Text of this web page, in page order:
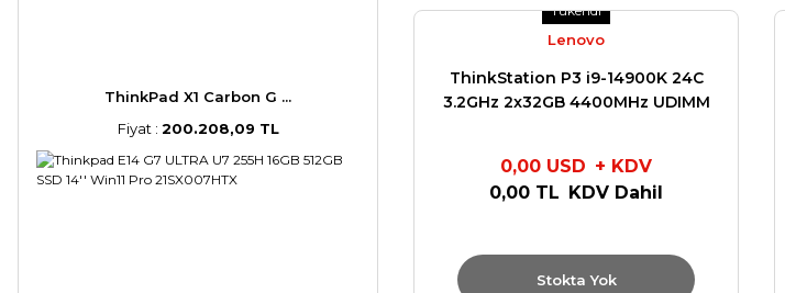
ThinkPad X1 Carbon G ...
Fiyat : 200.208,09 TL
Tükendi
Lenovo
ThinkStation P3 i9-14900K 24C
3.2GHz 2x32GB 4400MHz UDIMM
0,00 USD + KDV
0,00 TL KDV Dahil
Stokta Yok